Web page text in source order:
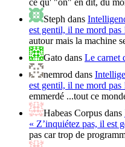
ce qu' "on" en dit, du
Steph dans
est gentil, il ne mord pas
autour mais la machine
Gato dans Le carnet
nemrod dans
est gentil, il ne mord pas
emmerdé ...tout ce
Habeas Corpus dans
« Z’inquiétez pas, il est
pas car trop de